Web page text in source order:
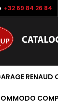
+32 69 84 26 84